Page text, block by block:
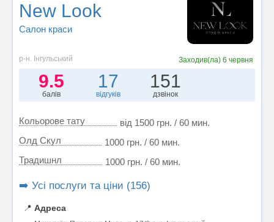
New Look
Салон краси
р-н. Інгульський Заходив(ла) 6 червня
9.5
балів
17
відгуків
151
дзвінок
Кольорове тату
від 1500 грн. / 60 мин.
Олд Скул
1000 грн. / 60 мин.
Традишнл
1000 грн. / 60 мин.
➡️ Усі послуги та ціни (156)
📍 Адреса